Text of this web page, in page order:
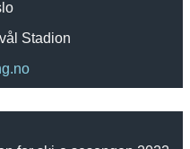
Stadion